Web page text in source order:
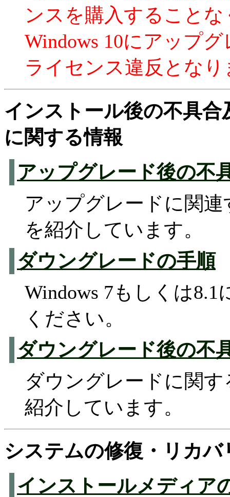
ンスを購入することな
Windows 10にアップ
ライセンス違反となり
インストール後の不具
に関する情報
アップグレード後の不
アップグレードに関
を紹介しています。
ダウングレードの手順
Windows 7もしくは
ください。
ダウングレード後の不
ダウングレードに関
紹介しています。
システムの修復・リカ
インストールメディア